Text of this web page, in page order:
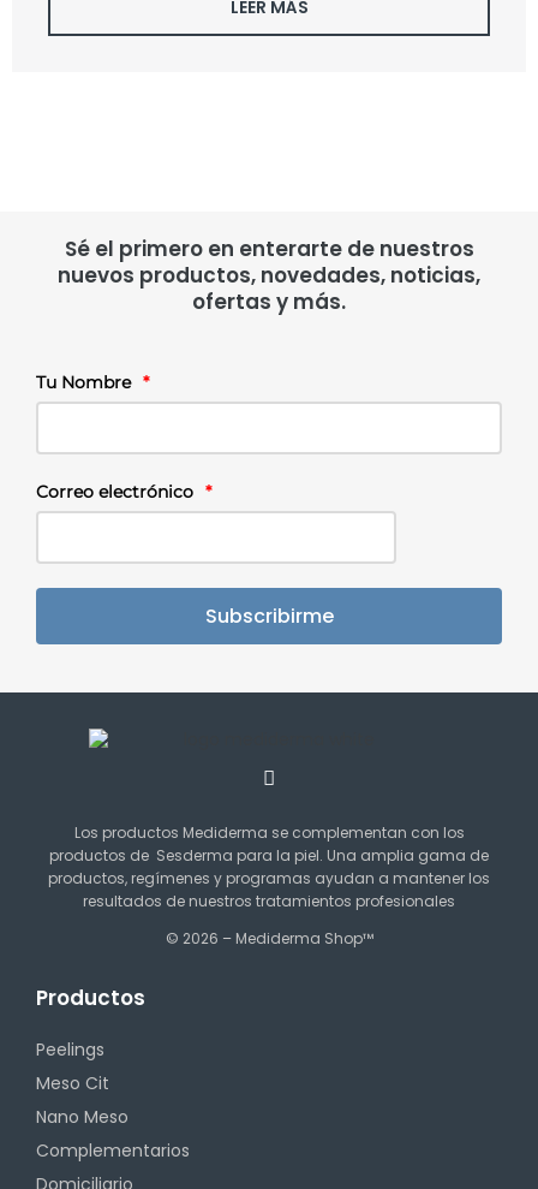
LEER MÁS
Sé el primero en enterarte de nuestros
nuevos productos, novedades, noticias,
ofertas y más.
Tu Nombre *
Correo electrónico *
Subscribirme
Los productos Mediderma se complementan con los
productos de Sesderma para la piel. Una amplia gama de
productos, regímenes y programas ayudan a mantener los
resultados de nuestros tratamientos profesionales
© 2026 – Mediderma Shop™
Productos
Peelings
Meso Cit
Nano Meso
Complementarios
Domiciliario